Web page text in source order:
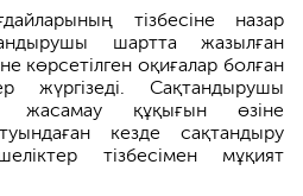
тізбесіне назар
шартта жазылған
көрсетілген оқиғалар болған
жүргізеді. Сақтандырушы
жасамау құқығын өзіне
кезде сақтандыру
тізбесімен мұқият